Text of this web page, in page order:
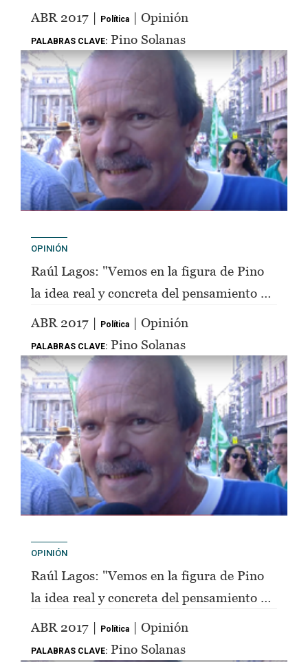
Perón"
ABR 2017 | Política | Opinión
PALABRAS CLAVE: Pino Solanas
OPINIÓN
Raúl Lagos: "Vemos en la figura de Pino
la idea real y concreta del pensamiento de
ABR 2017 | Política | Opinión
PALABRAS CLAVE: Pino Solanas
OPINIÓN
Raúl Lagos: "Vemos en la figura de Pino
la idea real y concreta del pensamiento de
Perón"
ABR 2017 | Política | Opinión
PALABRAS CLAVE: Pino Solanas